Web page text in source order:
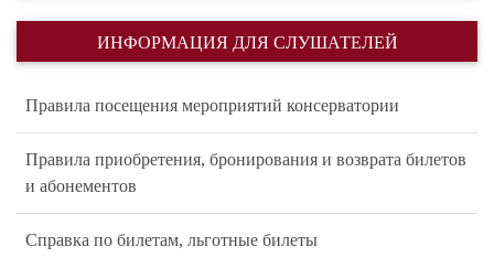
ИНФОРМАЦИЯ ДЛЯ СЛУШАТЕЛЕЙ
Правила посещения мероприятий консерватории
Правила приобретения, бронирования и возврата билетов
и абонементов
Справка по билетам, льготные билеты